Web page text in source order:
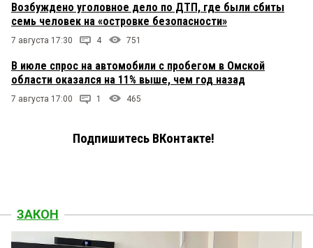
Возбуждено уголовное дело по ДТП, где были сбиты
семь человек на «островке безопасности»
7 августа 17:30 4 751
В июле спрос на автомобили с пробегом в Омской
области оказался на 11% выше, чем год назад
7 августа 17:00 1 465
Подпишитесь ВКонтакте!
ЗАКОН